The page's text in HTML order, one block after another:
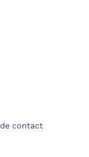
contact